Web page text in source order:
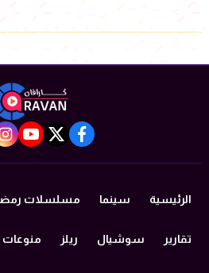
facebook
twitter
الرئيسية سينما مسلسلات رمضان
تقارير سوشيال ريلز منوعات